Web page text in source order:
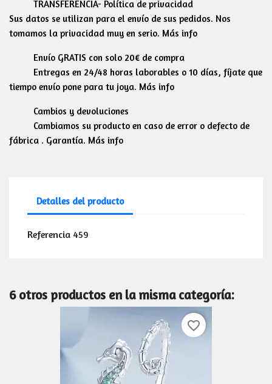
TRANSFERENCIA- Política de privacidad
Sus datos se utilizan para el envío de sus pedidos. Nos
tomamos la privacidad muy en serio. Más info
Envío GRATIS con solo 20€ de compra
Entregas en 24/48 horas laborables o 10 días, fíjate que
tiempo envío pone para tu joya. Más info
Cambios y devoluciones
Cambiamos su producto en caso de error o defecto de
fábrica . Garantía. Más info
Detalles del producto
Referencia 459
6 otros productos en la misma categoría:
favorite_border